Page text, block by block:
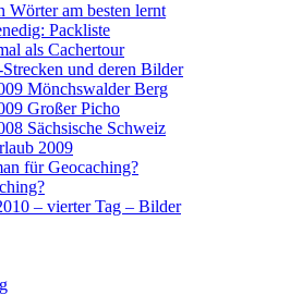
Wörter am besten lernt
Packliste
als Cachertour
und deren Bilder
Mönchswalder Berg
Großer Picho
Sächsische Schweiz
2009
für Geocaching?
– vierter Tag – Bilder